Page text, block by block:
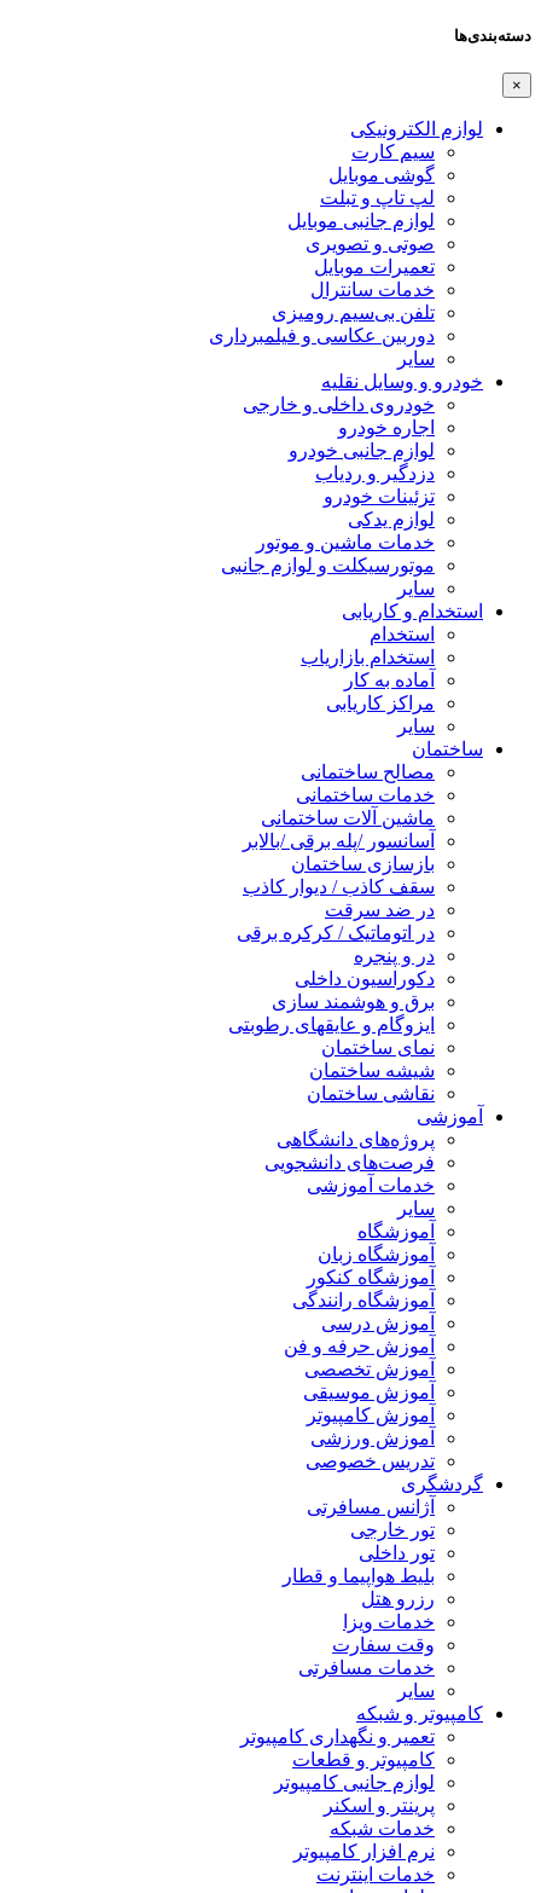
دسته‌بندی‌ها
×
لوازم الکترونیکی
سیم کارت
گوشی موبایل
لپ تاپ و تبلت
لوازم جانبی موبایل
صوتی و تصویری
تعمیرات موبایل
خدمات سانترال
تلفن بی‌سیم رومیزی
دوربین عکاسی و فیلمبرداری
سایر
خودرو و وسایل نقلیه
خودروی داخلی و خارجی
اجاره خودرو
لوازم جانبی خودرو
دزدگیر و ردیاب
تزئینات خودرو
لوازم یدکی
خدمات ماشین و موتور
موتورسیکلت و لوازم جانبی
سایر
استخدام و کاریابی
استخدام
استخدام بازاریاب
آماده به کار
مراکز کاریابی
سایر
ساختمان
مصالح ساختمانی
خدمات ساختمانی
ماشین آلات ساختمانی
آسانسور /پله برقی /بالابر
بازسازی ساختمان
سقف کاذب / دیوار کاذب
در ضد سرقت
در اتوماتیک / کرکره برقی
در و پنجره
دکوراسیون داخلی
برق و هوشمند سازی
ایزوگام و عایقهای رطوبتی
نمای ساختمان
شیشه ساختمان
نقاشی ساختمان
آموزشی
پروژه‌های دانشگاهی
فرصت‌های دانشجویی
خدمات آموزشی
سایر
آموزشگاه
آموزشگاه زبان
آموزشگاه کنکور
آموزشگاه رانندگی
آموزش درسی
آموزش حرفه و فن
آموزش تخصصی
آموزش موسیقی
آموزش کامپیوتر
آموزش ورزشی
تدریس خصوصی
گردشگری
آژانس مسافرتی
تور خارجی
تور داخلی
بلیط هواپیما و قطار
رزرو هتل
خدمات ویزا
وقت سفارت
خدمات مسافرتی
سایر
کامپیوتر و شبکه
تعمیر و نگهداری کامپیوتر
کامپیوتر و قطعات
لوازم جانبی کامپیوتر
پرینتر و اسکنر
خدمات شبکه
نرم افزار کامپیوتر
خدمات اینترنت